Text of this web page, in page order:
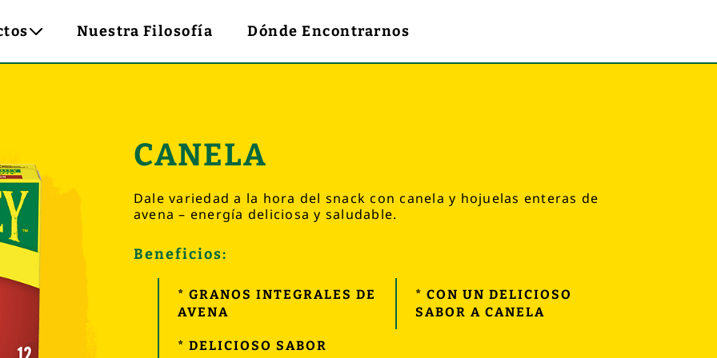
Nuestra Filosofía Dónde Encontrarnos
CANELA
Dale variedad a la hora del snack con canela y hojuelas enteras de
avena – energía deliciosa y saludable.
Beneficios:
* GRANOS INTEGRALES DE
AVENA
* CON UN DELICIOSO
SABOR A CANELA
* DELICIOSO SABOR